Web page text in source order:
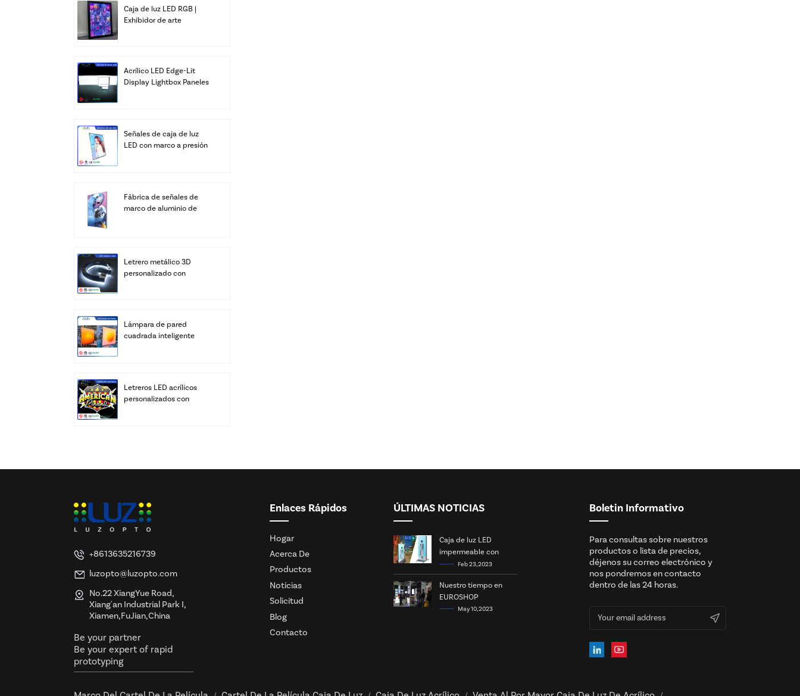
Caja de luz LED RGB |
Exhibidor de arte
Acrílico LED Edge-Lit
Display Lightbox Paneles
Señales de caja de luz
LED con marco a presión
Fábrica de señales de
marco de aluminio de
Letrero metálico 3D
personalizado con
iluminación para
edificios y bares, IP67
Lámpara de pared
cuadrada inteligente
remoto)
Letreros LED acrílicos
personalizados con
+8613635216739
luzopto@luzopto.com
No.22 XiangYue Road,
Xiang'an Industrial Park I,
Xiamen,FuJian,China
Be your partner
Be your expert of rapid
prototyping
Enlaces Rápidos
Hogar
Acerca De
Productos
Noticias
Solicitud
Blog
Contacto
ÚLTIMAS NOTICIAS
Caja de luz LED
impermeable con
energía solar
Feb 23, 2023
Nuestro tiempo en
EUROSHOP
May 10, 2023
Boletin Informativo
Para consultas sobre nuestros
productos o lista de precios,
déjenos su correo electrónico y
nos pondremos en contacto
dentro de las 24 horas.